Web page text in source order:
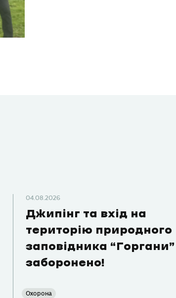
04.08.2026
Джипінг та вхід на
територію природного
заповідника “Горгани”
заборонено!
Охорона